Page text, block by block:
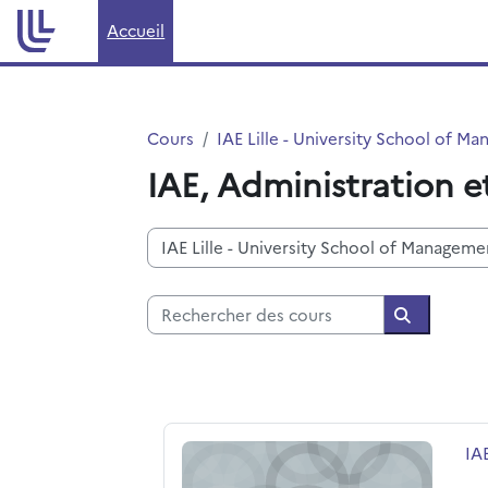
Passer au contenu principal
Accueil
Cours IAE Lille - University School of
IAE, Administration
Catégories de cours
Rechercher des cours
IAE LILLE VIE ETUDIANTE